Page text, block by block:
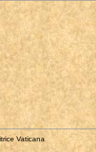
Vaticana